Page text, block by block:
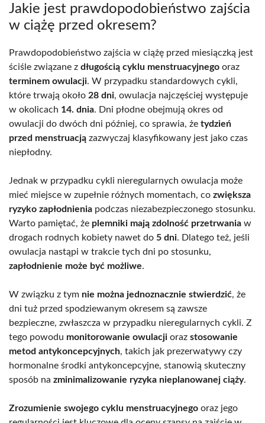
Jakie jest prawdopodobieństwo zajścia
w ciążę przed okresem?
Prawdopodobieństwo zajścia w ciążę przed miesiączką jest
ściśle związane z długością cyklu menstruacyjnego oraz
terminem owulacji. W przypadku standardowych cykli,
które trwają około 28 dni, owulacja najczęściej występuje
w okolicach 14. dnia. Dni płodne obejmują okres od
owulacji do dwóch dni później, co sprawia, że tydzień
przed menstruacją zazwyczaj klasyfikowany jest jako czas
niepłodny.
Jednak w przypadku cykli nieregularnych owulacja może
mieć miejsce w zupełnie różnych momentach, co zwiększa
ryzyko zapłodnienia podczas niezabezpieczonego stosunku.
Warto pamiętać, że plemniki mają zdolność przetrwania w
drogach rodnych kobiety nawet do 5 dni. Dlatego też, jeśli
owulacja nastąpi w trakcie tych dni po stosunku,
zapłodnienie może być możliwe.
W związku z tym nie można jednoznacznie stwierdzić, że
dni tuż przed spodziewanym okresem są zawsze
bezpieczne, zwłaszcza w przypadku nieregularnych cykli. Z
tego powodu monitorowanie owulacji oraz stosowanie
metod antykoncepcyjnych, takich jak prezerwatywy czy
hormonalne środki antykoncepcyjne, stanowią skuteczny
sposób na zminimalizowanie ryzyka nieplanowanej ciąży.
Zrozumienie swojego cyklu menstruacyjnego oraz jego